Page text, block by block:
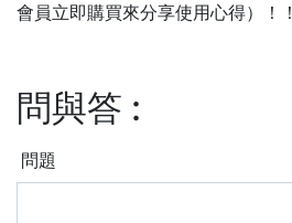
會員立即購買來分享使用心得）！！
問與答 :
問題